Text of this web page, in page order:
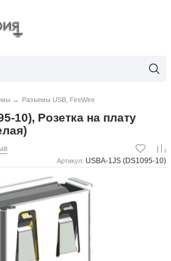
→ Разъемы USB, FireWire
10), Розетка на плату
Артикул: USBA-1JS (DS1095-10)